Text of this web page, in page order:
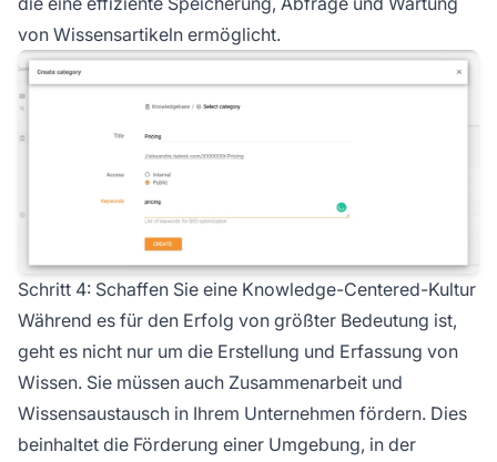
von Wissensartikeln ermöglicht.
Schritt 4: Schaffen Sie eine Knowledge-Centered-Kultur
Während es für den Erfolg von größter Bedeutung ist,
geht es nicht nur um die Erstellung und Erfassung von
Wissen. Sie müssen auch Zusammenarbeit und
Wissensaustausch in Ihrem Unternehmen fördern. Dies
beinhaltet die Förderung einer Umgebung, in der